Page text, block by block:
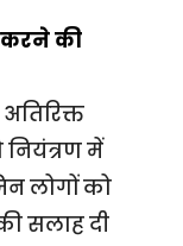
की
में
लोगों को
सलाह दी